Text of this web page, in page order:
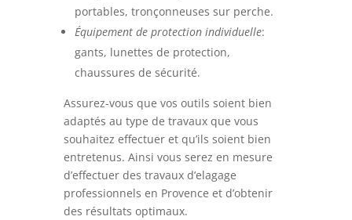
portables, tronçonneuses sur perche.
Équipement de protection individuelle:
gants, lunettes de protection,
chaussures de sécurité.
Assurez-vous que vos outils soient bien
adaptés au type de travaux que vous
souhaitez effectuer et qu’ils soient bien
entretenus. Ainsi vous serez en mesure
d’effectuer des travaux d’elagage
professionnels en Provence et d’obtenir
des résultats optimaux.